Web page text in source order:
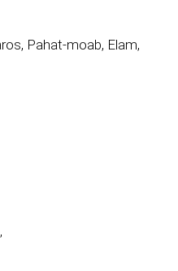
Pahat-moab, Elam,